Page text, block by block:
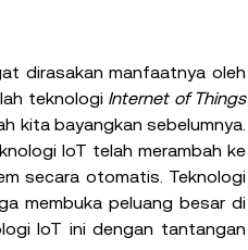
dirasakan manfaatnya oleh
teknologi Internet of Things
kita bayangkan sebelumnya.
IoT telah merambah ke
secara otomatis. Teknologi
membuka peluang besar di
IoT ini dengan tantangan